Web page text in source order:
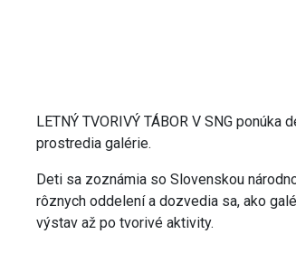
LETNÝ TVORIVÝ TÁBOR V SNG
prostredia galérie.
Deti sa zoznámia so Slovenskou
rôznych oddelení a dozvedia sa, ako
výstav až po tvorivé aktivity.